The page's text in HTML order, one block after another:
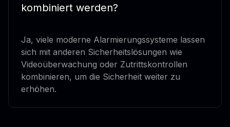
kombiniert werden?
Ja, viele moderne Alarmierungssysteme lassen
sich mit anderen Sicherheitslösungen wie
Videoüberwachung oder Zutrittskontrollen
kombinieren, um die Sicherheit weiter zu
erhöhen.